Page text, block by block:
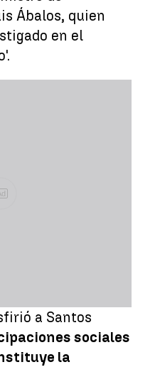
Ábalos, quien
en el
a Santos
sociales
la